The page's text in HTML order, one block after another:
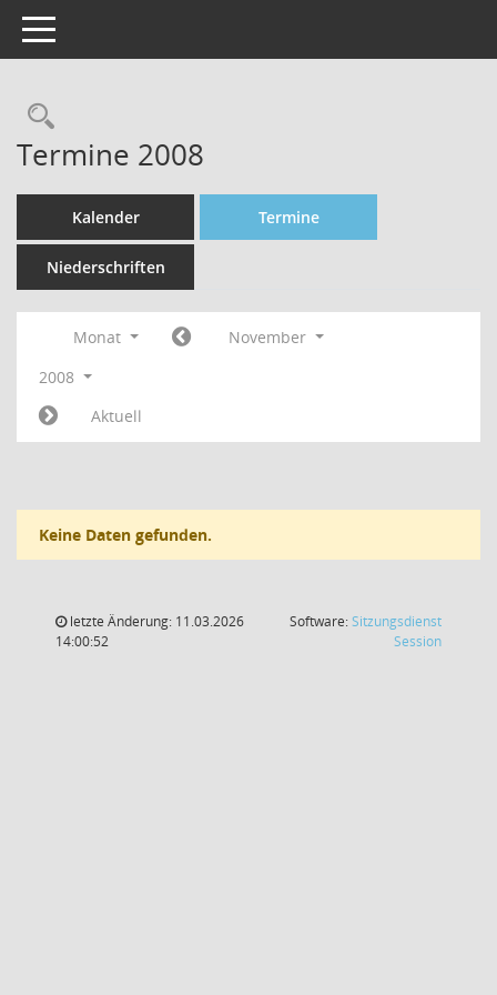
Toggle navigation
Rechercheauswahl
Termine 2008
Kalender Termine
Niederschriften
Monat
November
2008
Aktuell
Keine Daten gefunden.
letzte Änderung: 11.03.2026
14:00:52
Software:Sitzungsdienst
Session(Wird in